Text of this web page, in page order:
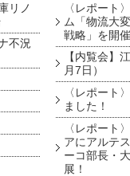
リノ
不況
〈レポート
ム「物流大
戦略」を開
【内覧会】
月7日）
〈レポート
ました！
〈レポート
アにアルテ
ーコ部長・
展！